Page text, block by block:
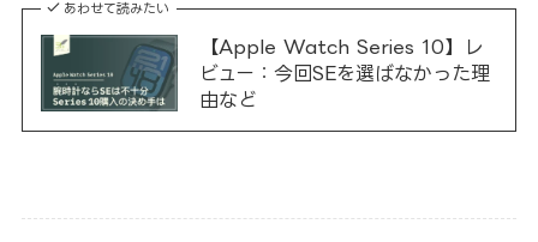
あわせて読みたい
【Apple Watch Series 10】レ
ビュー：今回SEを選ばなかった理
由など